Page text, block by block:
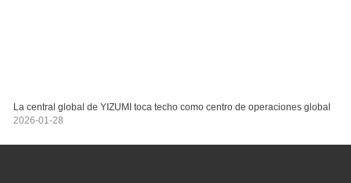
La central global de YIZUMI toca techo como centro de operaciones global
2026-01-28